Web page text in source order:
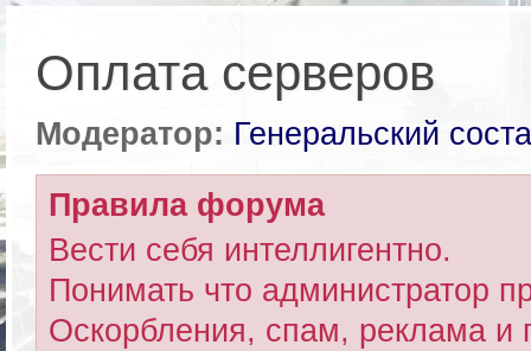
Оплата серверов
Модератор: Генеральский
Правила форума
Вести себя интеллигентно.
Понимать что администратор
Оскорбления, спам, реклама и